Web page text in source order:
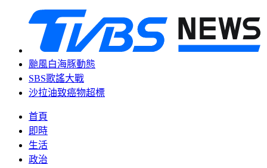
颱風白海豚動態
SBS歌謠大戰
沙拉油致癌物超標
首頁
即時
生活
政治